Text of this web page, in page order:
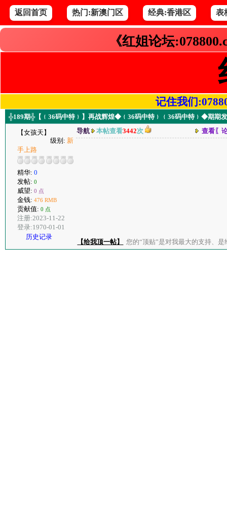
返回首页 热门:新澳门区 经典:香港区 表
《红姐论坛
记住我们
╬189期╬【﹛36码中特﹜】再战辉煌◆﹛36码中特﹜﹛36码中特﹜◆期期
【女孩天】
级别: 新
手上路
精华: 0
发帖: 0
威望: 0 点
金钱: 476 RMB
贡献值: 0 点
注册:2023-11-22
登录:1970-01-01
历史记录
导航 本帖查看3442次 查看〖
【给我顶一帖】 您的“顶贴”是对我最大的支持、